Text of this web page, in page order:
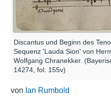
Discantus und Beginn des
Sequenz 'Lauda Sion' von
Wolfgang Chranekker.
14274, fol. 155v)
von Ian Rumbold